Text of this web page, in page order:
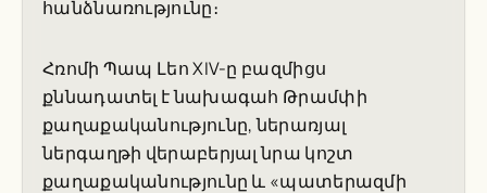
հանձնառությունը։
Հռոմի Պապ Լեո XIV-ը բազմիցս
քննադատել է նախագահ Թրամփի
քաղաքականությունը, ներառյալ
ներգաղթի վերաբերյալ նրա կոշտ
քաղաքականությունը և «պատերազմի